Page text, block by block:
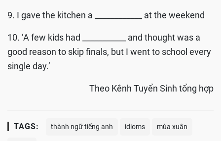
9. I gave the kitchen a ____________ at the weekend
10. ‘A few kids had ___________ and thought was a
good reason to skip finals, but I went to school every
single day.’
Theo Kênh Tuyển Sinh tổng hợp
TAGS: thành ngữ tiếng anh idioms mùa xuân